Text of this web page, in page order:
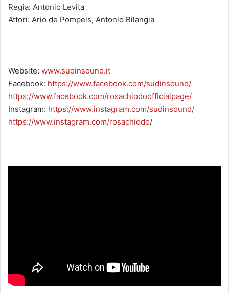
Regia: Antonio Levita
Attori: Ario de Pompeis, Antonio Bilangia
Website: www.sudinsound.it
Facebook: https://www.facebook.com/sudinsound/
https://www.facebook.com/rosachiodoofficialpage/
Instagram: https://www.instagram.com/sudinsound/
https://www.instagram.com/rosachiodo/